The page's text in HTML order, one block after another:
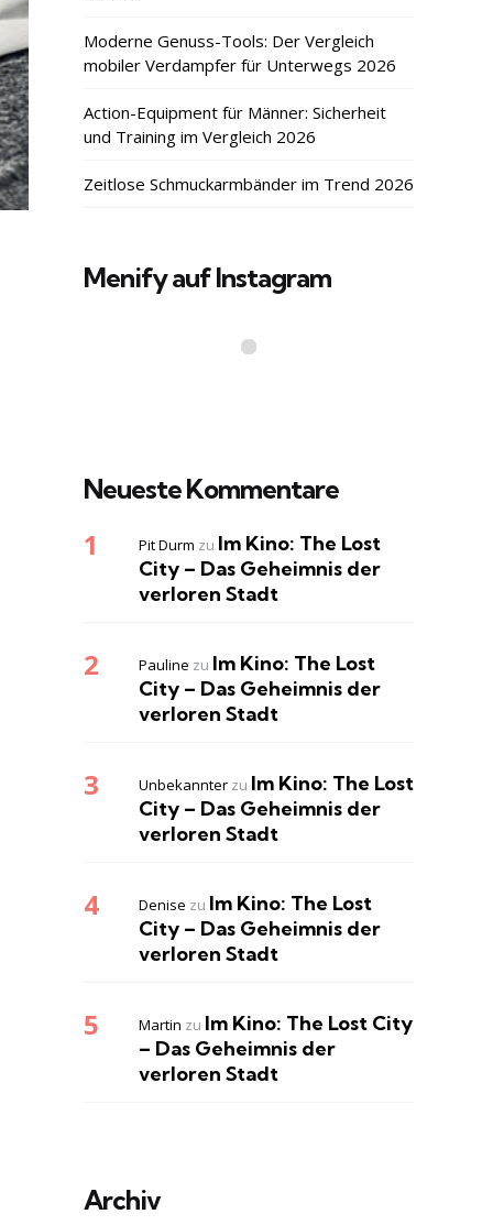
Moderne Genuss-Tools: Der Vergleich
mobiler Verdampfer für Unterwegs 2026
Action-Equipment für Männer: Sicherheit
und Training im Vergleich 2026
Zeitlose Schmuckarmbänder im Trend 2026
Menify auf Instagram
Neueste Kommentare
Pit Durm zu Im Kino: The Lost
City – Das Geheimnis der
verloren Stadt
Pauline zu Im Kino: The Lost
City – Das Geheimnis der
verloren Stadt
Unbekannter zu Im Kino: The Lost
City – Das Geheimnis der
verloren Stadt
Denise zu Im Kino: The Lost
City – Das Geheimnis der
verloren Stadt
Martin zu Im Kino: The Lost City
– Das Geheimnis der
verloren Stadt
Archiv